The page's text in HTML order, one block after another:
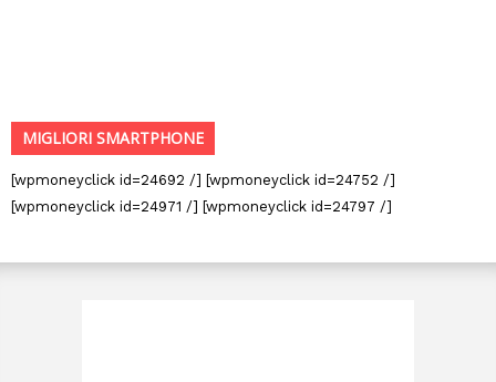
MIGLIORI SMARTPHONE
[wpmoneyclick id=24692 /] [wpmoneyclick id=24752 /]
[wpmoneyclick id=24971 /] [wpmoneyclick id=24797 /]